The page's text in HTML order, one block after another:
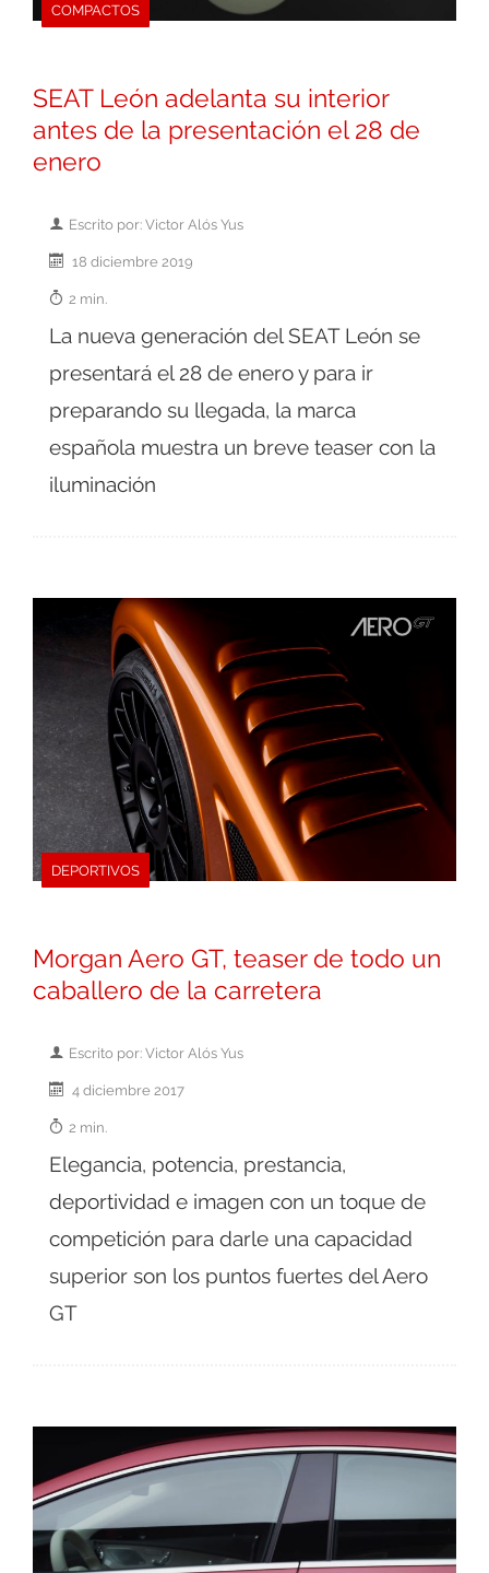
COMPACTOS
SEAT León adelanta su interior
antes de la presentación el 28 de
enero
Escrito por: Victor Alós Yus
18 diciembre 2019
2 min.
La nueva generación del SEAT León se
presentará el 28 de enero y para ir
preparando su llegada, la marca
española muestra un breve teaser con la
iluminación
DEPORTIVOS
Morgan Aero GT, teaser de todo un
caballero de la carretera
Escrito por: Victor Alós Yus
4 diciembre 2017
2 min.
Elegancia, potencia, prestancia,
deportividad e imagen con un toque de
competición para darle una capacidad
superior son los puntos fuertes del Aero
GT